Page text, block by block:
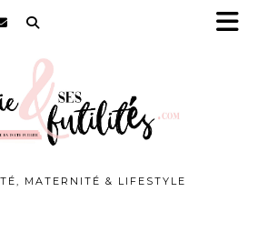
MATERNITÉ & LIFESTYLE